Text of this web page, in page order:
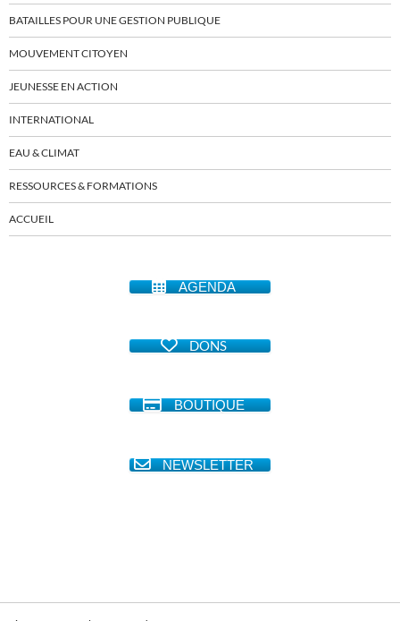
BATAILLES POUR UNE GESTION PUBLIQUE
MOUVEMENT CITOYEN
JEUNESSE EN ACTION
INTERNATIONAL
EAU & CLIMAT
RESSOURCES & FORMATIONS
ACCUEIL
AGENDA
DONS
BOUTIQUE
NEWSLETTER